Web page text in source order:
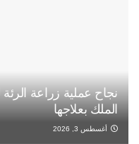
نجاح عملية زراعة
الملك بعلاجها
أغسطس 3, 2026